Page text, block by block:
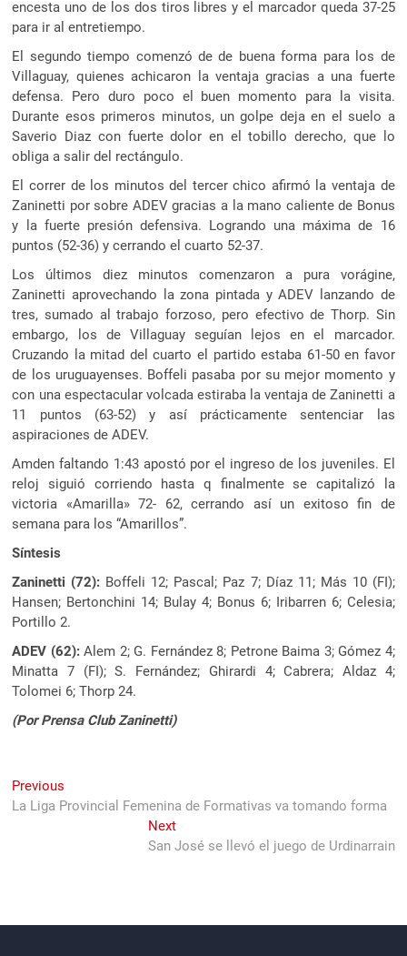
encesta uno de los dos tiros libres y el marcador queda 37-25
para ir al entretiempo.
El segundo tiempo comenzó de de buena forma para los de
Villaguay, quienes achicaron la ventaja gracias a una fuerte
defensa. Pero duro poco el buen momento para la visita.
Durante esos primeros minutos, un golpe deja en el suelo a
Saverio Diaz con fuerte dolor en el tobillo derecho, que lo
obliga a salir del rectángulo.
El correr de los minutos del tercer chico afirmó la ventaja de
Zaninetti por sobre ADEV gracias a la mano caliente de Bonus
y la fuerte presión defensiva. Logrando una máxima de 16
puntos (52-36) y cerrando el cuarto 52-37.
Los últimos diez minutos comenzaron a pura vorágine,
Zaninetti aprovechando la zona pintada y ADEV lanzando de
tres, sumado al trabajo forzoso, pero efectivo de Thorp. Sin
embargo, los de Villaguay seguían lejos en el marcador.
Cruzando la mitad del cuarto el partido estaba 61-50 en favor
de los uruguayenses. Boffeli pasaba por su mejor momento y
con una espectacular volcada estiraba la ventaja de Zaninetti a
11 puntos (63-52) y así prácticamente sentenciar las
aspiraciones de ADEV.
Amden faltando 1:43 apostó por el ingreso de los juveniles. El
reloj siguió corriendo hasta q finalmente se capitalizó la
victoria «Amarilla» 72- 62, cerrando así un exitoso fin de
semana para los “Amarillos”.
Síntesis
Zaninetti (72): Boffeli 12; Pascal; Paz 7; Díaz 11; Más 10 (FI);
Hansen; Bertonchini 14; Bulay 4; Bonus 6; Iribarren 6; Celesia;
Portillo 2.
ADEV (62):Alem 2; G. Fernández 8; Petrone Baima 3; Gómez 4;
Minatta 7 (FI); S. Fernández; Ghirardi 4; Cabrera; Aldaz 4;
Tolomei 6; Thorp 24.
(Por Prensa Club Zaninetti)
Navegación
de
Previous
post:
La Liga Provincial Femenina de Formativas va tomando forma
NextNext
post:
San José se llevó el juego de Urdinarrain